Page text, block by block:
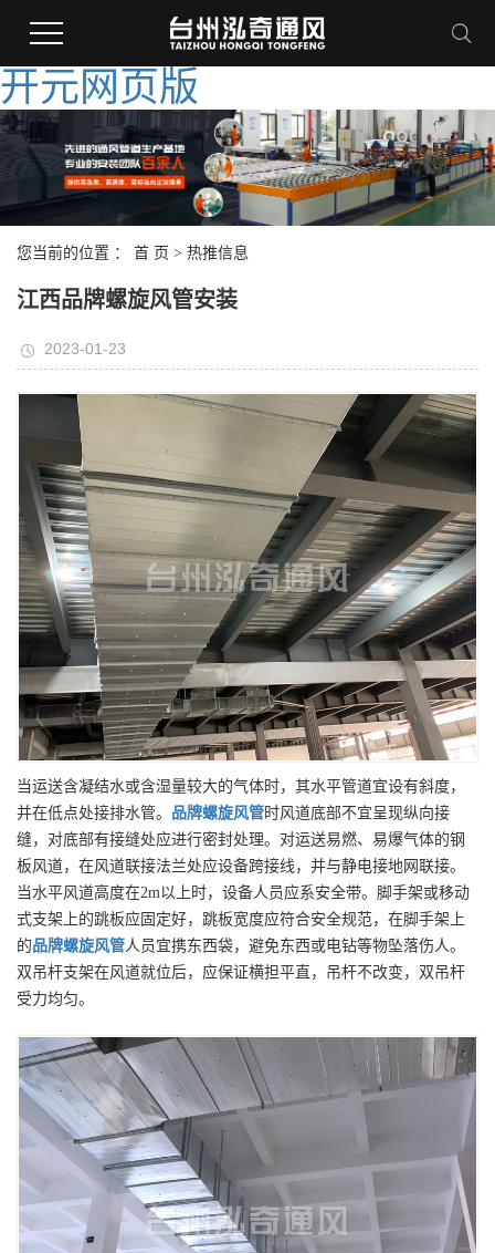
开元网页版
您当前的位置 ： 首 页 > 热推信息
江西品牌螺旋风管安装
2023-01-23
当运送含凝结水或含湿量较大的气体时，其水平管道宜设有斜度，
并在低点处接排水管。 品牌螺旋风管时风道底部不宜呈现纵向接
缝，对底部有接缝处应进行密封处理。对运送易燃、易爆气体的钢
板风道，在风道联接法兰处应设备跨接线，并与静电接地网联接。
当水平风道高度在2m以上时，设备人员应系安全带。脚手架或移动
式支架上的跳板应固定好，跳板宽度应符合安全规范，在脚手架上
的品牌螺旋风管人员宜携东西袋，避免东西或电钻等物坠落伤人。
双吊杆支架在风道就位后，应保证横担平直，吊杆不改变，双吊杆
受力均匀。